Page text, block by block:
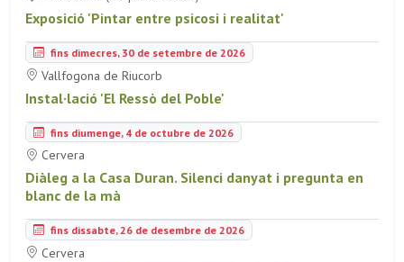
Exposició 'Pintar entre psicosi i realitat'
fins dimecres, 30 de setembre de 2026
Vallfogona de Riucorb
Instal·lació 'El Ressò del Poble'
fins diumenge, 4 de octubre de 2026
Cervera
Diàleg a la Casa Duran. Silenci danyat i pregunta en
blanc de la mà
fins dissabte, 26 de desembre de 2026
Cervera